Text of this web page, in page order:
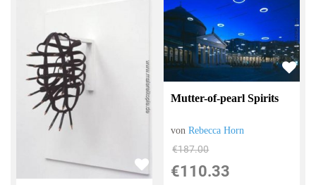
Mutter-of-pearl Spirits
vonRebecca Horn
€187.00
€110.33